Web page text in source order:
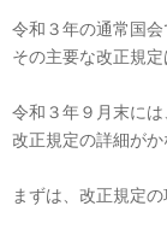
令和３年の通常国
その主要な改正規
令和３年９月末に
改正規定の詳細が
まずは、改正規定